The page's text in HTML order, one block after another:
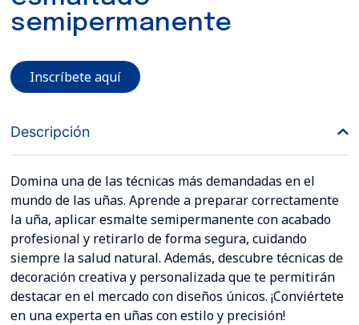
semipermanente
Inscríbete aquí
Descripción
Domina una de las técnicas más demandadas en el
mundo de las uñas. Aprende a preparar correctamente
la uña, aplicar esmalte semipermanente con acabado
profesional y retirarlo de forma segura, cuidando
siempre la salud natural. Además, descubre técnicas de
decoración creativa y personalizada que te permitirán
destacar en el mercado con diseños únicos. ¡Conviértete
en una experta en uñas con estilo y precisión!